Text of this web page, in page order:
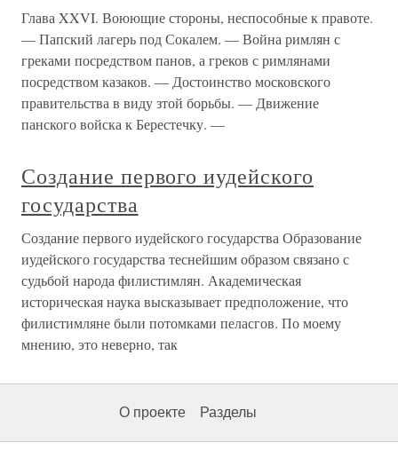
Глава XXVI. Воюющие стороны, неспособные к правоте.
— Папский лагерь под Сокалем. — Война римлян с
греками посредством панов, а греков с римлянами
посредством казаков. — Достоинство московского
правительства в виду зтой борьбы. — Движение
панского войска к Берестечку. —
Создание первого иудейского
государства
Создание первого иудейского государства Образование
иудейского государства теснейшим образом связано с
судьбой народа филистимлян. Академическая
историческая наука высказывает предположение, что
филистимляне были потомками пеласгов. По моему
мнению, это неверно, так
О проекте Разделы